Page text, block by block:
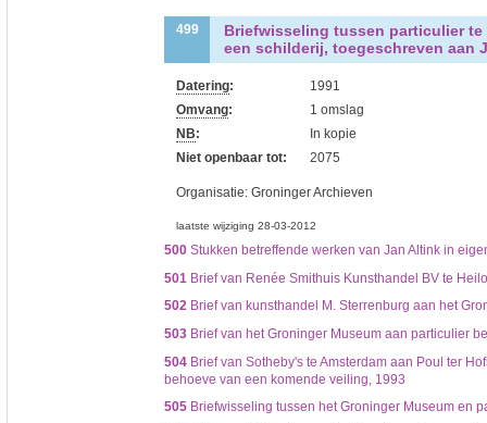
499
Briefwisseling tussen particulier
een schilderij, toegeschreven aan
Datering:
1991
Omvang:
1 omslag
NB:
In kopie
Niet openbaar tot:
2075
Organisatie: Groninger Archieven
laatste wijziging 28-03-2012
500Stukken betreffende werken van Jan Altink in
501Brief van Renée Smithuis Kunsthandel BV te
502Brief van kunsthandel M. Sterrenburg aan het
503Brief van het Groninger Museum aan particulier
504Brief van Sotheby's te Amsterdam aan Poul ter
behoeve van een komende veiling, 1993
505Briefwisseling tussen het Groninger Museum en